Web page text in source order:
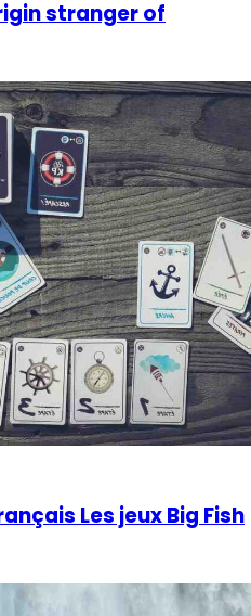
stranger of
Les jeux Big Fish